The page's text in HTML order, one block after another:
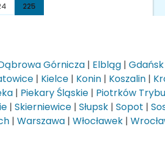
225
Górnicza | Elbląg | Gdańsk
| Kielce | Konin | Koszalin |
| Piekary Śląskie | Piotrków
| Skierniewice | Słupsk | Sopot |
| Warszawa | Włocławek |